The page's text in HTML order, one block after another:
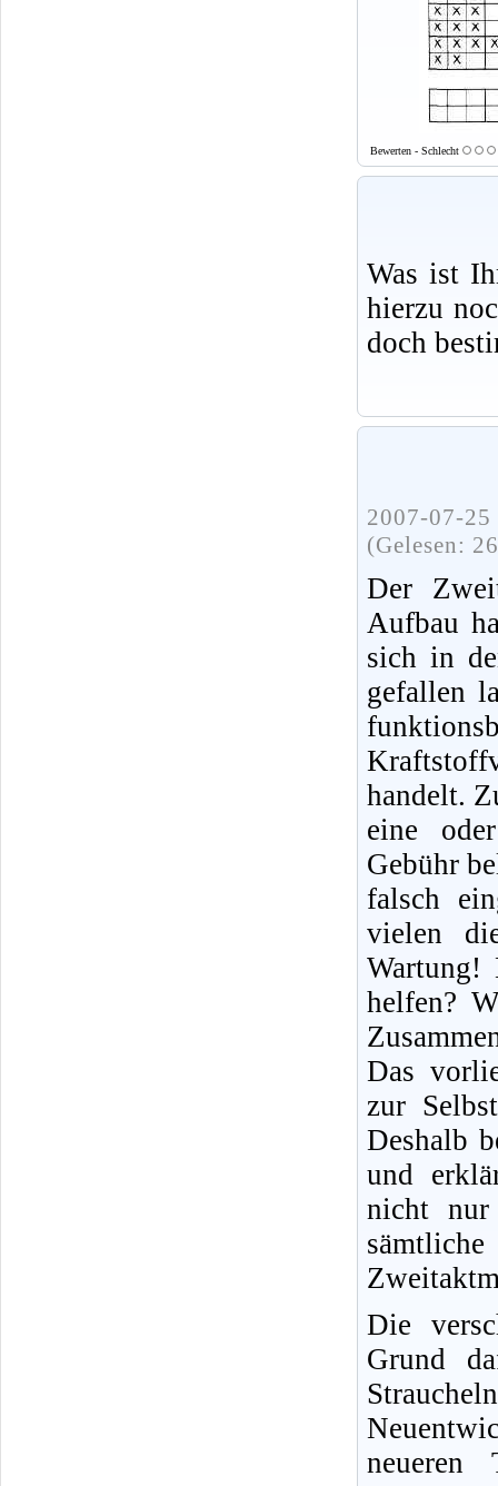
Bewerten - Schlecht
Was ist
hierzu
doch
2007-07-
(Gelesen:
Der
Aufbau
sich in
gefallen
handelt.
eine
Gebühr
falsch
vielen
Wartung!
helfen?
Das
zur
Deshalb
und
nicht
Die
Grund
neueren